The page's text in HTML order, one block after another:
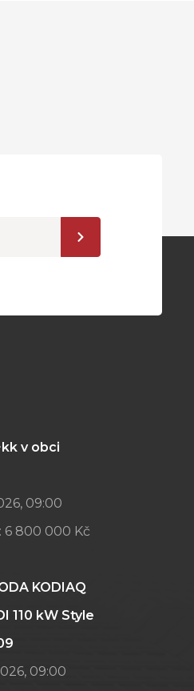
v obci
09:00
6 800 000 Kč
KODIAQ
110 kW Style
09:00